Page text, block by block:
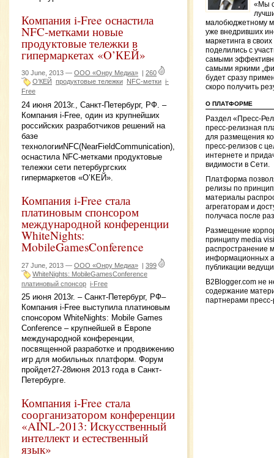
Компания i-Free оснастила
NFC-метками новые
продуктовые тележки в
гипермаркетах «O’КЕЙ»
30 June, 2013 — ООО «Онру Медиа»
260
O’КЕЙ
продуктовые тележки NFC-метки i-
Free
24 июня 2013г., Санкт-Петербург, РФ. –
Компания i-Free, один из крупнейших
российских разработчиков решений на
базе
технологииNFC(NearFieldCommunication),
оснастила NFC-метками продуктовые
тележки сети петербургских
гипермаркетов «О’КЕЙ».
Компания i-Free стала
платиновым спонсором
международной конференции
WhiteNights:
MobileGamesConference
27 June, 2013 — ООО «Онру Медиа» | 399
WhiteNights: MobileGamesConference
платиновый спонсор i-Free
25 июня 2013г. – Санкт-Петербург, РФ–
Компания i-Free выступила платиновым
спонсором WhiteNights: Mobile Games
Conference – крупнейшей в Европе
международной конференции,
посвященной разработке и продвижению
игр для мобильных платформ. Форум
пройдет27-28июня 2013 года в Санкт-
Петербурге.
Компания i-Free стала
соорганизатором конференции
«AINL-2013: Искусственный
интеллект и естественный
язык»
«Мы
малобюджетному
уже внедривших
маркетинга в
поделились с
самыми
самыми яркими
будет сразу
скоро получить
О ПЛАТФОРМЕ
Раздел «Пресс-
пресс-релизная
для размещения
пресс-релизов с
интернете и
видимости в Сети.
Платформа
релизы по
материалы
агрегаторам и
получаса после
Размещение
принципу media
распространение
информационных
публикации
B2Blogger.com не
содержание
партнерами